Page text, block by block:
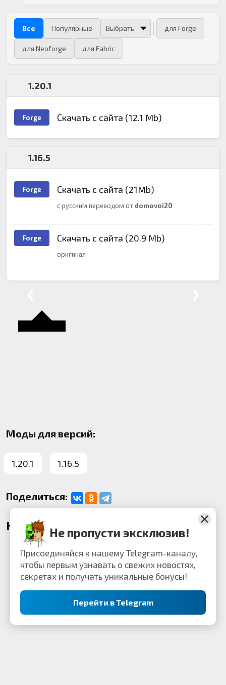
Все Популярные для Forge
для Neoforge для Fabric
1.20.1
Forge Скачать с сайта (12.1 Mb)
1.16.5
Forge Скачать с сайта (21Mb)
с русским переводом от domovoi20
Forge Скачать с сайта (20.9 Mb)
оригинал
Моды для версий:
1.20.1 1.16.5
Поделиться:
КомментарииНе пропусти эксклюзив!
Присоединяйся к нашему Telegram-каналу,
чтобы первым узнавать о свежих новостях,
секретах и получать уникальные бонусы!
Перейти в Telegram